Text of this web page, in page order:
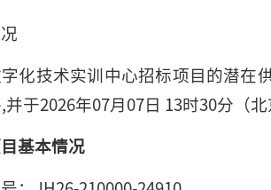
化技术实训中心招标项目的潜在
并于2026年07月07日 13时30分（
基本情况